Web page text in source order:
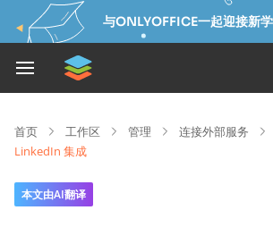
与ONLYOFFICE一起迎接新学
首页 工作区 管理 连接外部服务
LinkedIn 集成
本文由AI翻译